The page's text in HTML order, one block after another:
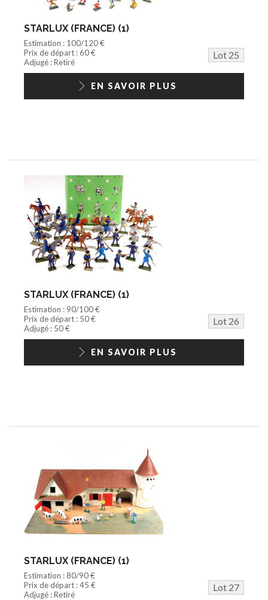
STARLUX (FRANCE) (1)
Estimation : 100/120 €
Prix de départ : 60 €
Lot 25
Adjugé : Retiré
EN SAVOIR PLUS
STARLUX (FRANCE) (1)
Estimation : 90/100 €
Prix de départ : 50 €
Lot 26
Adjugé : 50 €
EN SAVOIR PLUS
STARLUX (FRANCE) (1)
Estimation : 80/90 €
Prix de départ : 45 €
Lot 27
Adjugé : Retiré